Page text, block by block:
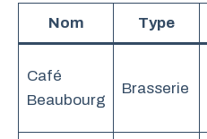
Nom Type
Café
Beaubourg
Brasserie